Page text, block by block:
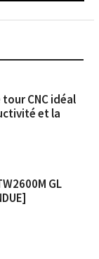
tour CNC idéal
et la
GL